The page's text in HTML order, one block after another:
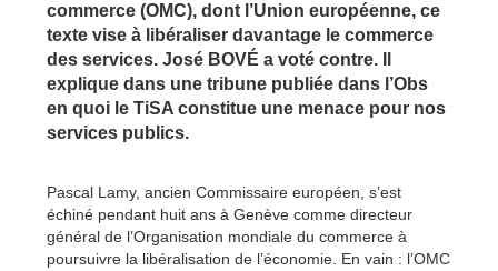
commerce (OMC), dont l’Union européenne, ce
texte vise à libéraliser davantage le commerce
des services. José BOVÉ a voté contre. Il
explique dans une tribune publiée dans l’Obs
en quoi le TiSA constitue une menace pour nos
services publics.
Pascal Lamy, ancien Commissaire européen, s’est
échiné pendant huit ans à Genève comme directeur
général de l’Organisation mondiale du commerce à
poursuivre la libéralisation de l’économie. En vain : l’OMC